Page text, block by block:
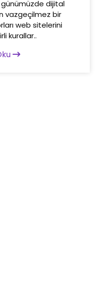
günümüzde dijital
vazgeçilmez bir
web sitelerini
kurallar..